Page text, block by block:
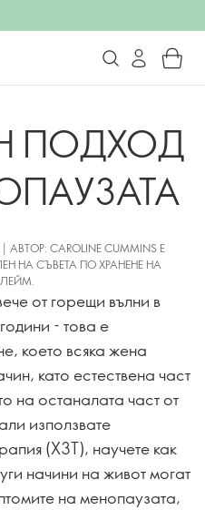
ПОДХОД
CAROLINE CUMMINS Е
НА СЪВЕТА ПО ХРАНЕНЕ НА
от горещи вълни в
- това е
което всяка жена
като естествена част
на останалата част от
използвате
(ХЗТ), научете как
начини на живот могат
на менопаузата,